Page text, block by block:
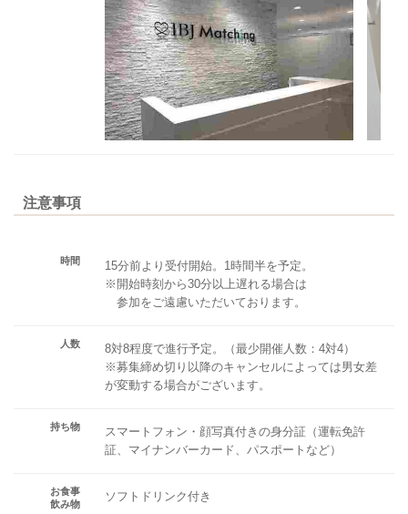
注意事項
時間
15分前より受付開始。1時間半を予定。
※開始時刻から30分以上遅れる場合は
参加をご遠慮いただいております。
人数
8対8程度で進行予定。（最少開催人数：4対4）
※募集締め切り以降のキャンセルによっては男女差
が変動する場合がございます。
持ち物
スマートフォン・顔写真付きの身分証（運転免許
証、マイナンバーカード、パスポートなど）
お食事
飲み物
ソフトドリンク付き